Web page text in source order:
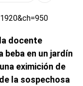
docente
beba en un jardín
eximición de
la sospechosa